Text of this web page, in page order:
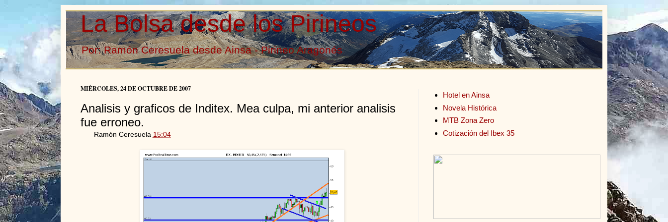
La Bolsa desde los Pirineos
Por: Ramón Ceresuela desde Ainsa - Pirineo Aragonés
MIÉRCOLES, 24 DE OCTUBRE DE 2007
Analisis y graficos de Inditex. Mea culpa, mi anterior analisis
fue erroneo.
Ramón Ceresuela 15:04
Hotel en Ainsa
Novela Histórica
MTB Zona Zero
Cotización del Ibex 35